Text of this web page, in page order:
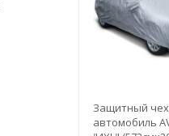
Защитный
автомобиль